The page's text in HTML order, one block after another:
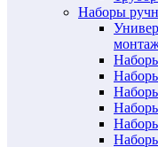
Наборы